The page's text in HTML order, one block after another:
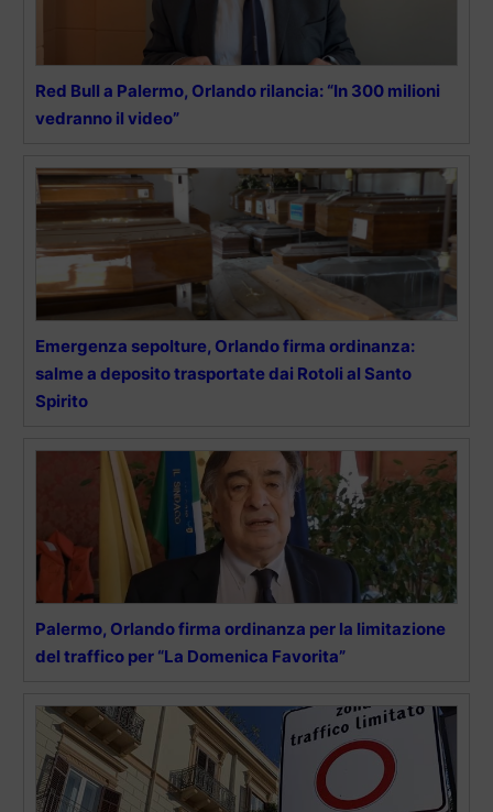
Red Bull a Palermo, Orlando rilancia: “In 300 milioni
vedranno il video”
Emergenza sepolture, Orlando firma ordinanza:
salme a deposito trasportate dai Rotoli al Santo
Spirito
Palermo, Orlando firma ordinanza per la limitazione
del traffico per “La Domenica Favorita”